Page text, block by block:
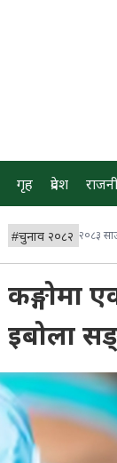
गृह प्रदेश
#चुनाव २०८२ २०८३
कङ्गोमा
इबोला